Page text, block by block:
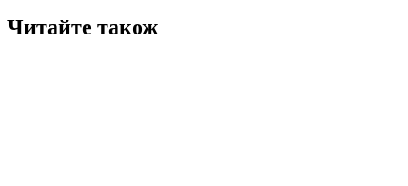
Читайте також